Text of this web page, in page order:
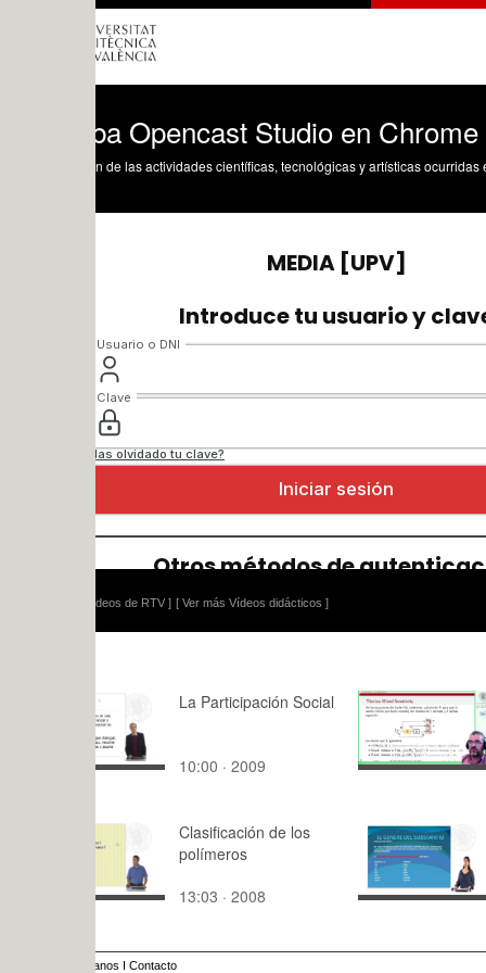
Opencast Studio en Chrome (.mp4)
de las actividades científicas, tecnológicas y artísticas ocurridas en los tres
[ Ver más Vídeos didácticos ]
La Participación Social
10:00 · 2009
establecer
error W2,
8:16 · 2021
Clasificación de los
polímeros
13:03 · 2008
Gènere i
substantiu
20:56 ·